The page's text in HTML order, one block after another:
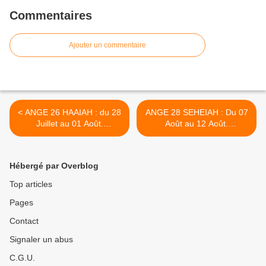
Commentaires
Ajouter un commentaire
< ANGE 26 HAAIAH : du 28
Juillet au 01 Août.
DIPLOMATIE / FINESSE
ANGE 28 SEHEIAH : Du 07
Août au 12 Août.
LONGÉVITÉ HEUREUSE >
Hébergé par Overblog
Top articles
Pages
Contact
Signaler un abus
C.G.U.